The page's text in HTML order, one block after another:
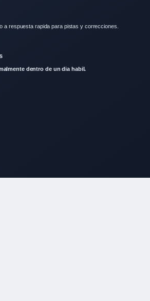
a respuesta rapida para pistas y correcciones.
dentro de un dia habil.